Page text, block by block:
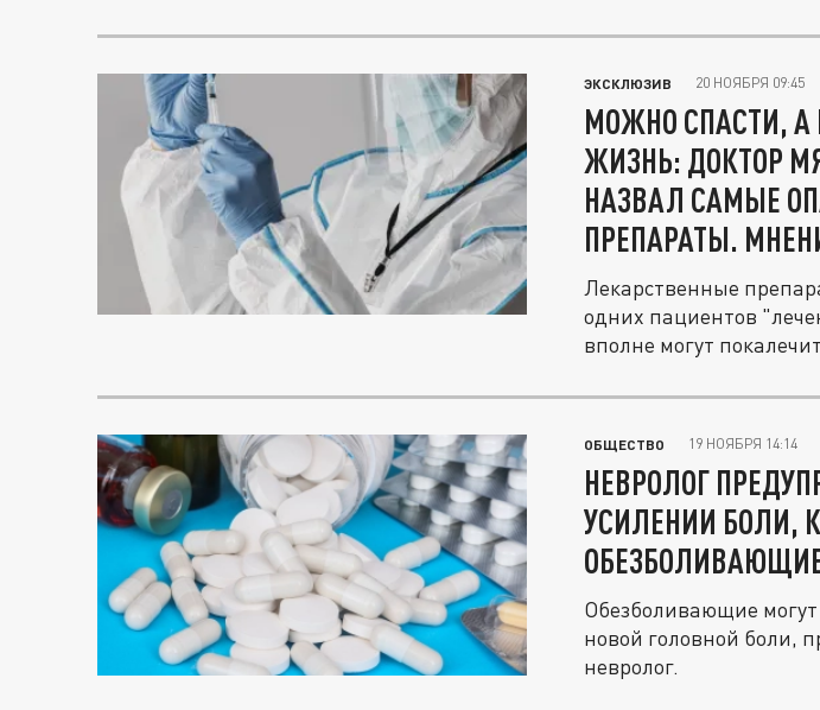
ЭКСКЛЮЗИВ 20 НОЯБРЯ 09:45
МОЖНО СПАСТИ,
ЖИЗНЬ: ДОКТОР
НАЗВАЛ САМЫЕ
ПРЕПАРАТЫ.
Лекарственные
одних пациентов
вполне могут
ОБЩЕСТВО 19 НОЯБРЯ 14:14
НЕВРОЛОГ
УСИЛЕНИИ БОЛИ,
Обезболивающие
новой головной боли,
невролог.